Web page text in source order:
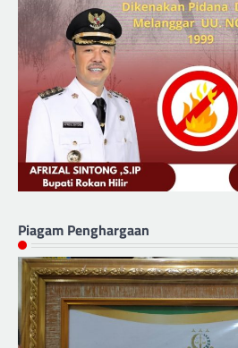
Piagam Penghargaan